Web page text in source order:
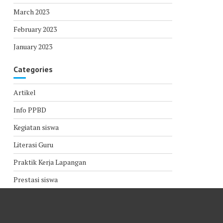
March 2023
February 2023
January 2023
Categories
Artikel
Info PPBD
Kegiatan siswa
Literasi Guru
Praktik Kerja Lapangan
Prestasi siswa